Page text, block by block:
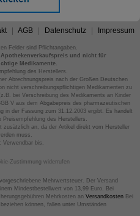
AGB Datenschutz Impressum
Felder sind Pflichtangaben.
und nicht für
Medikamente.
des Herstellers.
Abrechnungspreis nach der Großen Deutschen
nicht verschreibungspflichtigen Medikamenten zu
bei Verschreibung des Medikaments an Kinder
V aus dem Abgabepreis des pharmazeutischen
in der Fassung zum 31.12.2003 ergibt. Es handelt
Preisempfehlung des Herstellers.
an, da der Artikel direkt vom Hersteller
muss.
bis.
Zustimmung widerrufen
Mehrwertsteuer. Der Versand
Mindestbestellwert von 13,99 Euro. Bei
Mehrkosten an VersandkostenBei
können, fallen unter Umständen